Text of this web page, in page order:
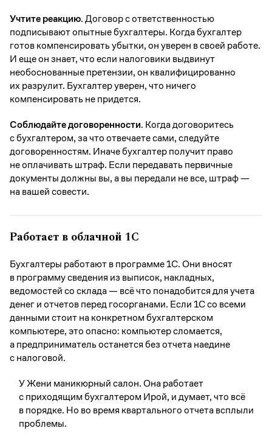
Учтите реакцию.Договор с ответственностью
подписывают опытные бухгалтеры. Когда бухгалтер
готов компенсировать убытки, он уверен в своей работе.
И еще он знает, что если налоговики выдвинут
необоснованные претензии, он квалифицированно
их разрулит. Бухгалтер уверен, что ничего
компенсировать не придется.
Соблюдайте договоренности. Когда договоритесь
с бухгалтером, за что отвечаете сами, следуйте
договоренностям. Иначе бухгалтер получит право
не оплачивать штраф. Если передавать первичные
документы должны вы, а вы передали не все, штраф —
на вашей совести.
Работает в облачной 1С
Бухгалтеры работают в программе 1С. Они вносят
в программу сведения из выписок, накладных,
ведомостей со склада — всё что понадобится для учета
денег и отчетов перед госорганами. Если 1С со всеми
данными стоит на конкретном бухгалтерском
компьютере, это опасно: компьютер сломается,
а предприниматель останется без отчета наедине
с налоговой.
У Жени маникюрный салон. Она работает
с приходящим бухгалтером Ирой, и думает, что всё
в порядке. Но во время квартального отчета всплыли
проблемы.